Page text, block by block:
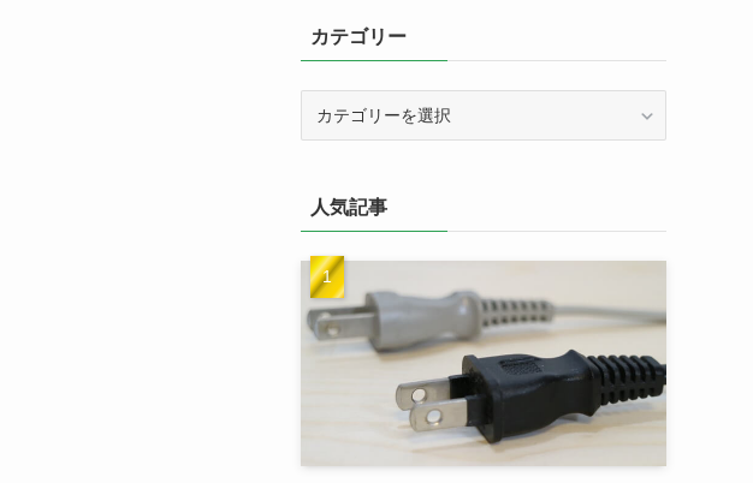
カテゴリー
ー人気記事